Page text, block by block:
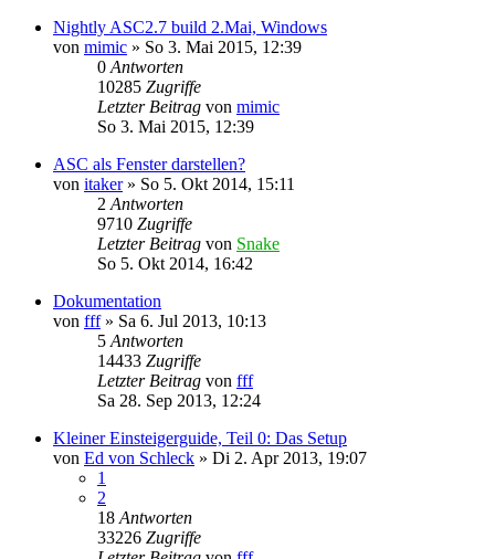
Nightly ASC2.7 build 2.Mai, Windows
von mimic » So 3. Mai 2015, 12:39
0 Antworten
10285 Zugriffe
Letzter Beitrag von mimic
So 3. Mai 2015, 12:39
ASC als Fenster darstellen?
von itaker» So 5. Okt 2014, 15:11
2 Antworten
9710 Zugriffe
Letzter Beitrag von Snake
So 5. Okt 2014, 16:42
Dokumentation
von fff» Sa 6. Jul 2013, 10:13
5 Antworten
14433 Zugriffe
Letzter Beitrag von fff
Sa 28. Sep 2013, 12:24
Kleiner Einsteigerguide, Teil 0: Das Setup
von Ed von Schleck » Di 2. Apr 2013, 19:07
1
2
18 Antworten
33226 Zugriffe